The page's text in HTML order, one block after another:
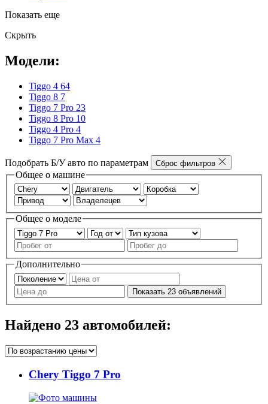
Показать еще
Скрыть
Модели:
Tiggo 4 64
Tiggo 8 7
Tiggo 7 Pro 23
Tiggo 8 Pro 10
Tiggo 4 Pro 4
Tiggo 7 Pro Max 4
Подобрать Б/У авто по параметрам Сброс фильтров
Общее о машине
Общее о моделе
Дополнительно
Показать 23 объявлений
Найдено 23 автомобилей:
Chery Tiggo 7 Pro